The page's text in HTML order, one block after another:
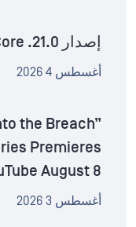
إصدار MetaDefender™ Core .21.0
أغسطس 4 2026
the Breach”
Premieres
August 8
أغسطس 3 2026